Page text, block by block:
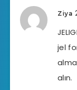
Ziya
jel
alın.